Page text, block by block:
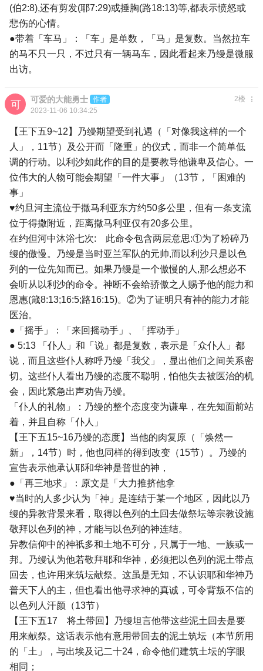
(伯2:8),还有剪发(耶7:29)或捶胸(路18:13)等,都表示愤怒或
悲伤的心情。
●带着「车马」：「车」是单数，「马」是复数。当然拉车
的马不只一只，不过只有一辆马车，因此看起来乃缦是微服
出访。
可爱的大能勇士 作者
2023-11-06 10:34:25
2楼
【王下五9~12】乃缦期望受到礼遇（「对像我这样的一个
人」，11节）及公开而「隆重」的仪式，而非一个简单低
调的行动。以利沙如此作的目的是要教导他谦卑及信心。一
位伟大的人物可能会期望「一件大事」（13节，「困难的
事」
♥约旦河主流位于撒马利亚东方约50多公里，但有一条支流
位于得撒附近，距离撒马利亚仅有20多公里。
在约但河中沐浴七次: 此命令包含两层意思:①为了粉碎乃
缦的傲慢。乃缦是当时亚兰军队的元帅,而以利沙只是以色
列的一位先知而已。如果乃缦是一个傲慢的人,那么想必不
会听从以利沙的命令。神断不会给骄傲之人赐予他的能力和
恩惠(箴8:13;16:5;路16:15)。②为了证明只有神的能力才能
医治。
●「摇手」：「来回摇动手」、「挥动手」
● 5:13 「仆人」和「说」都是复数，表示是「众仆人」都
说，而且这些仆人称呼乃缦「我父」，显出他们之间关系密
切。这些仆人看出乃缦的态度不聪明，怕他失去被医治的机
会，因此紧急出声劝告乃缦。
「仆人的礼物」：乃缦的整个态度变为谦卑，在先知面前站
着，并且自称「仆人」
【王下五15~16乃缦的态度】当他的肉复原（「焕然一
新」，14节）时，他也同样的得到改变（15节）。乃缦的
宣告表示他承认耶和华神是普世的神，
●「再三地求」：原文是「大力推挤他拿
♥当时的人多少认为「神」是连结于某一个地区，因此以乃
缦的异教背景来看，取得以色列的土回去做祭坛等宗教设施
敬拜以色列的神，才能与以色列的神连结。
异教信仰中的神祇多和土地不可分，只属于一地、一族或一
邦。乃缦认为他若敬拜耶和华神，必须把以色列的泥土带点
回去，也许用来筑坛献祭。这虽是无知，不认识耶和华神乃
普天下人的主，但也看出他寻求神的真诚，可令背叛不信的
以色列人汗颜（13节）
【王下五17 将土带回】乃缦坦言他带这些泥土回去是要
用来献祭。这话表示他有意用带回去的泥土筑坛（本节所用
的「土」，与出埃及记二十24，命令他们建筑土坛的字眼
相同；